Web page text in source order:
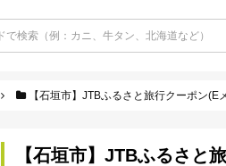
【石垣市】JTBふるさと旅行クーポン(E
【石垣市】JTBふるさと